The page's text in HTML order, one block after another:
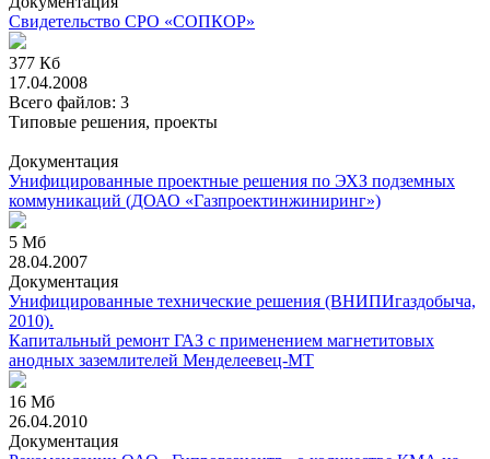
Свидетельство СРО «СОПКОР»
377 Кб
17.04.2008
Всего файлов: 3
Типовые решения, проекты
Документация
Унифицированные проектные решения по ЭХЗ подземных
коммуникаций (ДОАО «Газпроектинжиниринг»)
5 Мб
28.04.2007
Документация
Унифицированные технические решения (ВНИПИгаздобыча,
2010).
Капитальный ремонт ГАЗ с применением магнетитовых
анодных заземлителей Менделеевец-МТ
16 Мб
26.04.2010
Документация